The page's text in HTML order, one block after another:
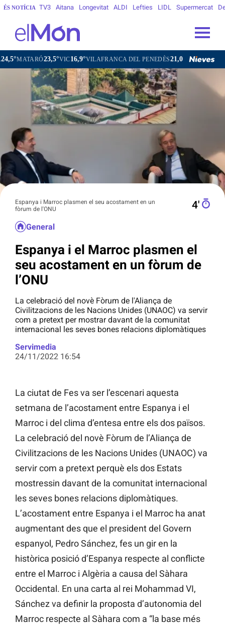
ÉS NOTÍCIA TV3 Aitana Longevitat ALDI Lefties LIDL Supermercat
23,5°VIC16,9°VILAFRANCA DEL PENEDÈS21,0°VILANOVA I LA
Espanya i Marroc plasmen el seu acostament en un
fòrum de l'ONU
4′
General
Espanya i el Marroc plasmen el
seu acostament en un fòrum de
l’ONU
La celebració del novè Fòrum de l'Aliança de
Civilitzacions de les Nacions Unides (UNAOC) va servir
com a pretext per mostrar davant de la comunitat
internacional les seves bones relacions diplomàtiques
Servimedia
24/11/2022 16:54
La ciutat de Fes va ser l’escenari aquesta
setmana de l’acostament entre Espanya i el
Marroc i del clima d’entesa entre els dos països.
La celebració del novè Fòrum de l’Aliança de
Civilitzacions de les Nacions Unides (UNAOC) va
servir com a pretext perquè els dos Estats
mostressin davant de la comunitat internacional
les seves bones relacions diplomàtiques.
L’acostament entre Espanya i el Marroc ha anat
augmentant des que el president del Govern
espanyol, Pedro Sánchez, fes un gir en la
històrica posició d’Espanya respecte al conflicte
entre el Marroc i Algèria a causa del Sàhara
Occidental. En una carta al rei Mohammad VI,
Sánchez va definir la proposta d’autonomia del
Marroc respecte al Sàhara com a “la base més